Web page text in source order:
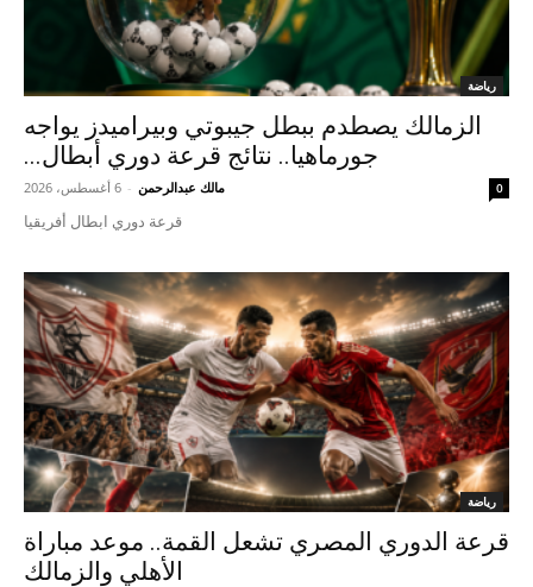
رياضة
الزمالك يصطدم ببطل جيبوتي وبيراميدز يواجه
جورماهيا.. نتائج قرعة دوري أبطال...
مالك عبدالرحمن - 6 أغسطس، 2026 0
قرعة دوري ابطال أفريقيا
رياضة
قرعة الدوري المصري تشعل القمة.. موعد مباراة
الأهلي والزمالك